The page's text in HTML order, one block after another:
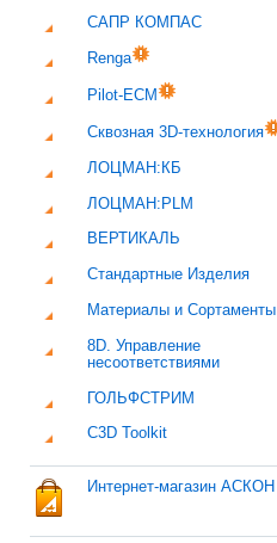
САПР КОМПАС
Renga
Pilot-ECM
Сквозная 3D-технология
ЛОЦМАН:КБ
ЛОЦМАН:PLM
ВЕРТИКАЛЬ
Стандартные Изделия
Материалы и Сортаменты
8D. Управление
несоответствиями
ГОЛЬФСТРИМ
C3D Toolkit
Интернет-магазин АСКОН